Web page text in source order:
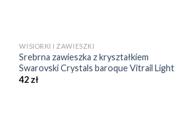
WISIORKI I ZAWIESZKI
Srebrna zawieszka z kryształkiem
Swarovski Crystals baroque Vitrail Light
42 zł